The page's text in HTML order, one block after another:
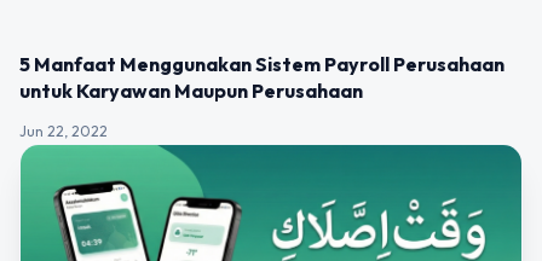
5 Manfaat Menggunakan Sistem Payroll Perusahaan
untuk Karyawan Maupun Perusahaan
Jun 22, 2022